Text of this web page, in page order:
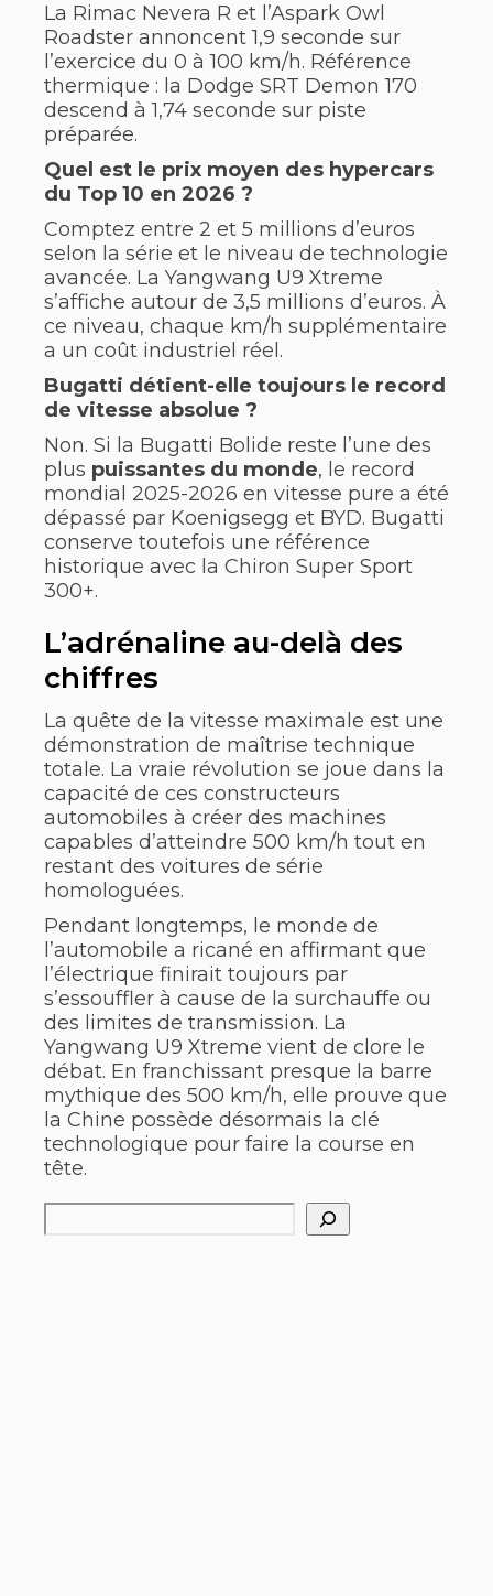
La Rimac Nevera R et l’Aspark Owl
Roadster annoncent 1,9 seconde sur
l’exercice du 0 à 100 km/h. Référence
thermique : la Dodge SRT Demon 170
descend à 1,74 seconde sur piste
préparée.
Quel est le prix moyen des hypercars
du Top 10 en 2026 ?
Comptez entre 2 et 5 millions d’euros
selon la série et le niveau de technologie
avancée. La Yangwang U9 Xtreme
s’affiche autour de 3,5 millions d’euros. À
ce niveau, chaque km/h supplémentaire
a un coût industriel réel.
Bugatti détient-elle toujours le record
de vitesse absolue ?
Non. Si la Bugatti Bolide reste l’une des
plus puissantes du monde, le record
mondial 2025-2026 en vitesse pure a été
dépassé par Koenigsegg et BYD. Bugatti
conserve toutefois une référence
historique avec la Chiron Super Sport
300+.
L’adrénaline au-delà des
chiffres
La quête de la vitesse maximale est une
démonstration de maîtrise technique
totale. La vraie révolution se joue dans la
capacité de ces constructeurs
automobiles à créer des machines
capables d’atteindre 500 km/h tout en
restant des voitures de série
homologuées.
Pendant longtemps, le monde de
l’automobile a ricané en affirmant que
l’électrique finirait toujours par
s’essouffler à cause de la surchauffe ou
des limites de transmission. La
Yangwang U9 Xtreme vient de clore le
débat. En franchissant presque la barre
mythique des 500 km/h, elle prouve que
la Chine possède désormais la clé
technologique pour faire la course en
tête.